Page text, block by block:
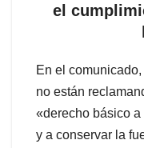
el
En el
no están
«derecho básico
y a conservar la